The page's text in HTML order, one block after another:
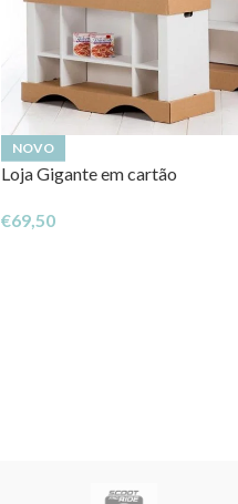
NOVO
Loja Gigante em cartão
€69,50